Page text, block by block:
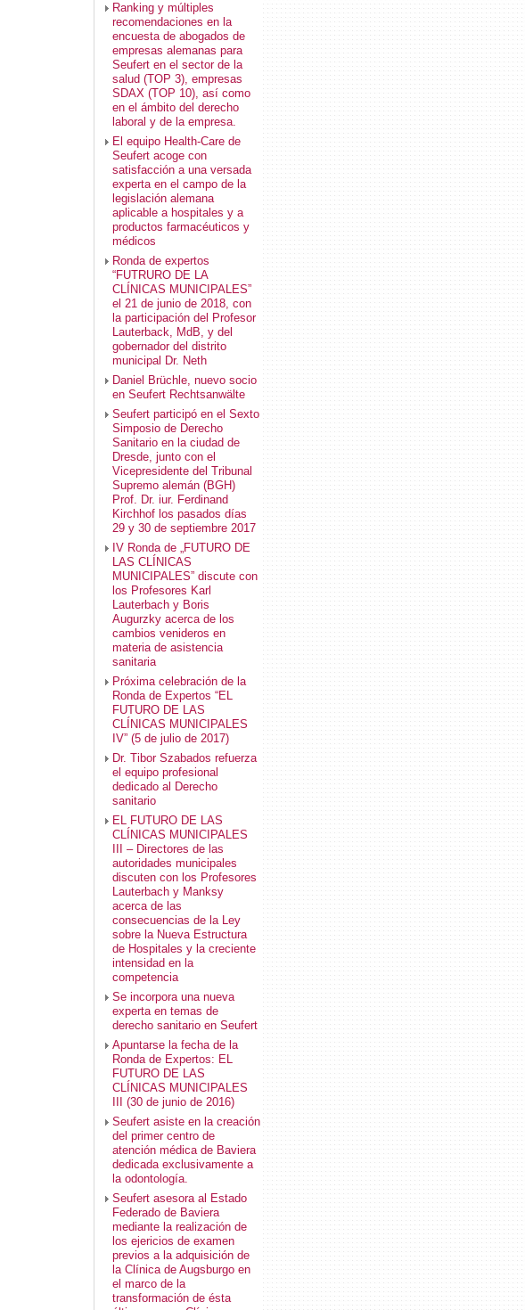
Ranking y múltiples
recomendaciones en la
encuesta de abogados de
empresas alemanas para
Seufert en el sector de la
salud (TOP 3), empresas
SDAX (TOP 10), así como
en el ámbito del derecho
laboral y de la empresa.
El equipo Health-Care de
Seufert acoge con
satisfacción a una versada
experta en el campo de la
legislación alemana
aplicable a hospitales y a
productos farmacéuticos y
médicos
Ronda de expertos
“FUTRURO DE LA
CLÍNICAS MUNICIPALES”
el 21 de junio de 2018, con
la participación del Profesor
Lauterback, MdB, y del
gobernador del distrito
municipal Dr. Neth
Daniel Brüchle, nuevo socio
en Seufert Rechtsanwälte
Seufert participó en el Sexto
Simposio de Derecho
Sanitario en la ciudad de
Dresde, junto con el
Vicepresidente del Tribunal
Supremo alemán (BGH)
Prof. Dr. iur. Ferdinand
Kirchhof los pasados días
29 y 30 de septiembre 2017
IV Ronda de „FUTURO DE
LAS CLÍNICAS
MUNICIPALES” discute con
los Profesores Karl
Lauterbach y Boris
Augurzky acerca de los
cambios venideros en
materia de asistencia
sanitaria
Próxima celebración de la
Ronda de Expertos “EL
FUTURO DE LAS
CLÍNICAS MUNICIPALES
IV” (5 de julio de 2017)
Dr. Tibor Szabados refuerza
el equipo profesional
dedicado al Derecho
sanitario
EL FUTURO DE LAS
CLÍNICAS MUNICIPALES
III – Directores de las
autoridades municipales
discuten con los Profesores
Lauterbach y Manksy
acerca de las
consecuencias de la Ley
sobre la Nueva Estructura
de Hospitales y la creciente
intensidad en la
competencia
Se incorpora una nueva
experta en temas de
derecho sanitario en Seufert
Apuntarse la fecha de la
Ronda de Expertos: EL
FUTURO DE LAS
CLÍNICAS MUNICIPALES
III (30 de junio de 2016)
Seufert asiste en la creación
del primer centro de
atención médica de Baviera
dedicada exclusivamente a
la odontología.
Seufert asesora al Estado
Federado de Baviera
mediante la realización de
los ejericios de examen
previos a la adquisición de
la Clínica de Augsburgo en
el marco de la
transformación de ésta